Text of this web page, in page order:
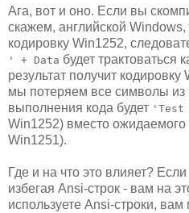
Ага, вот и оно. Если вы
скажем, английской Windows,
кодировку Win1252,
' + Data будет трактоваться
результат получит кодировку
мы потеряем все символы из
выполнения кода будет 'Test
Win1252) вместо ожидаемого
Win1251).
Где и на что это влияет?
избегая Ansi-строк - вам на
используете Ansi-строки, вам